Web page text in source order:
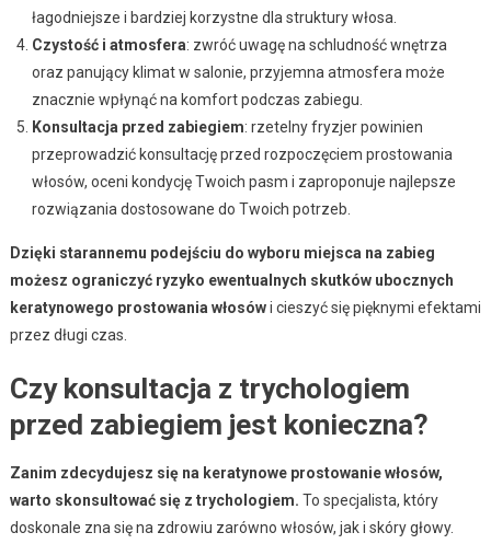
łagodniejsze i bardziej korzystne dla struktury włosa.
Czystość i atmosfera: zwróć uwagę na schludność wnętrza
oraz panujący klimat w salonie, przyjemna atmosfera może
znacznie wpłynąć na komfort podczas zabiegu.
Konsultacja przed zabiegiem: rzetelny fryzjer powinien
przeprowadzić konsultację przed rozpoczęciem prostowania
włosów, oceni kondycję Twoich pasm i zaproponuje najlepsze
rozwiązania dostosowane do Twoich potrzeb.
Dzięki starannemu podejściu do wyboru miejsca na zabieg
możesz ograniczyć ryzyko ewentualnych skutków ubocznych
keratynowego prostowania włosówi cieszyć się pięknymi efektami
przez długi czas.
Czy konsultacja z trychologiem
przed zabiegiem jest konieczna?
Zanim zdecydujesz się na keratynowe prostowanie włosów,
warto skonsultować się z trychologiem. To specjalista, który
doskonale zna się na zdrowiu zarówno włosów, jak i skóry głowy.